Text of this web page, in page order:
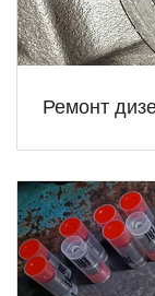
Ремонт